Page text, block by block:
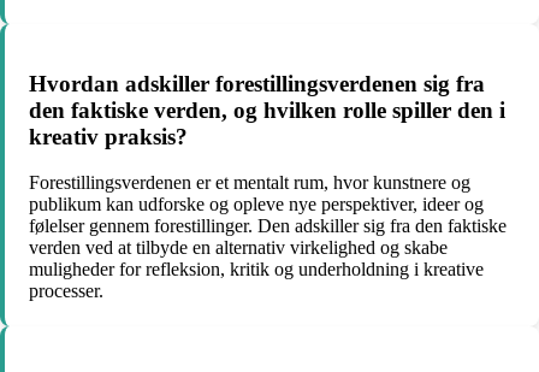
Hvordan adskiller forestillingsverdenen sig fra
den faktiske verden, og hvilken rolle spiller den i
kreativ praksis?
Forestillingsverdenen er et mentalt rum, hvor kunstnere og
publikum kan udforske og opleve nye perspektiver, ideer og
følelser gennem forestillinger. Den adskiller sig fra den faktiske
verden ved at tilbyde en alternativ virkelighed og skabe
muligheder for refleksion, kritik og underholdning i kreative
processer.